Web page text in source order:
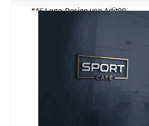
#46 Logo-Design vonAdit99